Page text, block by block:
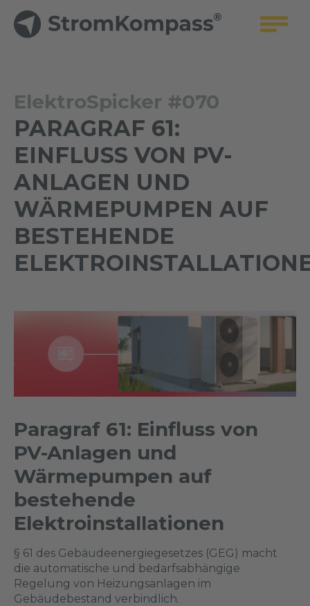
ElektroSpicker #070
PARAGRAF 61:
EINFLUSS VON PV-
ANLAGEN UND
WÄRMEPUMPEN AUF
BESTEHENDE
Paragraf 61: Einfluss von
PV-Anlagen und
Wärmepumpen auf
bestehende
Elektroinstallationen
§ 61 des Gebäudeenergiegesetzes (GEG) macht
die automatische und bedarfsabhängige
Regelung von Heizungsanlagen im
Gebäudebestand verbindlich.